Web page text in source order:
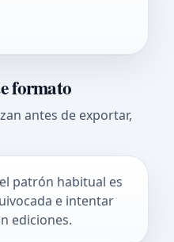
formato
antes de exportar,
patrón habitual es
e intentar
ediciones.